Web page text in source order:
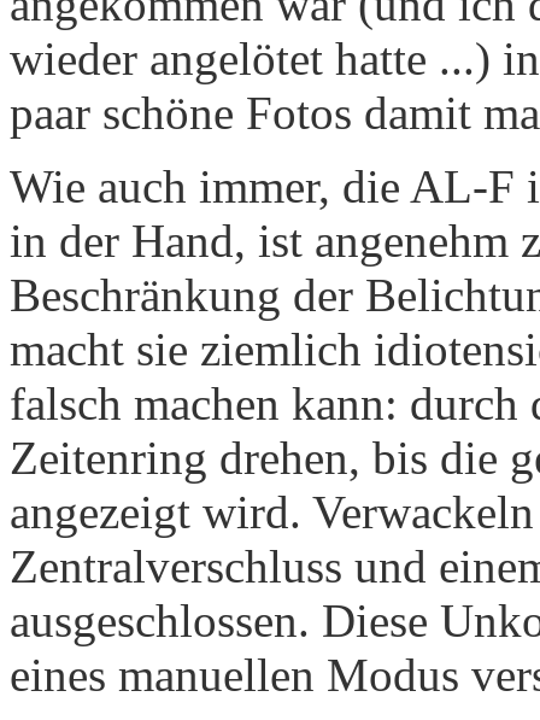
wieder angelötet hatte ...)
paar schöne Fotos damit
Wie auch immer, die AL-F
in der Hand, ist angenehm
Beschränkung der
macht sie ziemlich
falsch machen kann: durch
Zeitenring drehen, bis die
angezeigt wird.
Zentralverschluss und
ausgeschlossen. Diese
eines manuellen Modus